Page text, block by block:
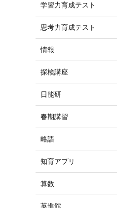
学習力育成テスト
思考力育成テスト
情報
探検講座
日能研
春期講習
略語
知育アプリ
算数
英進館